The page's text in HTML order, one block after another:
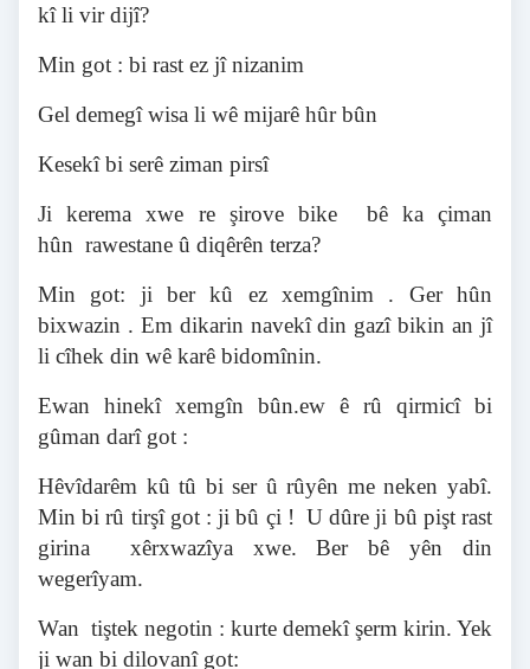
kî li vir dijî?
Min got : bi rast ez jî nizanim
Gel demegî wisa li wê mijarê hûr bûn
Kesekî bi serê ziman pirsî
Ji kerema xwe re şirove bike bê ka çiman
hûn rawestane û diqêrên terza?
Min got: ji ber kû ez xemgînim . Ger hûn
bixwazin . Em dikarin navekî din gazî bikin an jî
li cîhek din wê karê bidomînin.
Ewan hinekî xemgîn bûn.ew ê rû qirmicî bi
gûman darî got :
Hêvîdarêm kû tû bi ser û rûyên me neken yabî.
Min bi rû tirşî got : ji bû çi ! U dûre ji bû pişt rast
girina xêrxwazîya xwe. Ber bê yên din
wegerîyam.
Wan tiştek negotin : kurte demekî şerm kirin. Yek
ji wan bi dilovanî got: